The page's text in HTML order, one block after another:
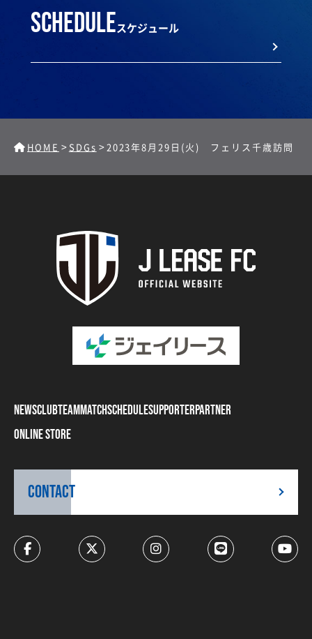
scheduleスケジュール
HOME > SDGs >2023年8月29日(火) フェリス千歳訪問
NEWSCLUBTEAMMATCHSCHEDULESUPPORTERPARTNER
ONLINE STORE
CONTACT